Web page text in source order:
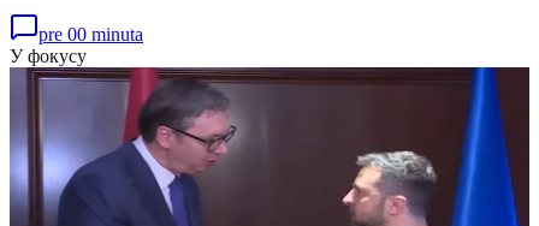
pre 00 minuta
У фокусу